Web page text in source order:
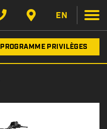
EN
PROGRAMME PRIVILÈGES